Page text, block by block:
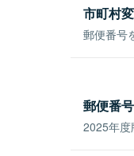
市町村
郵便番号
郵便番
2025年度